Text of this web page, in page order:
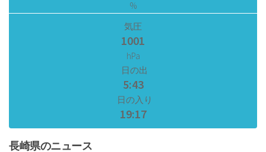
%
気圧
1001
hPa
日の出
5:43
日の入り
19:17
長崎県のニュース